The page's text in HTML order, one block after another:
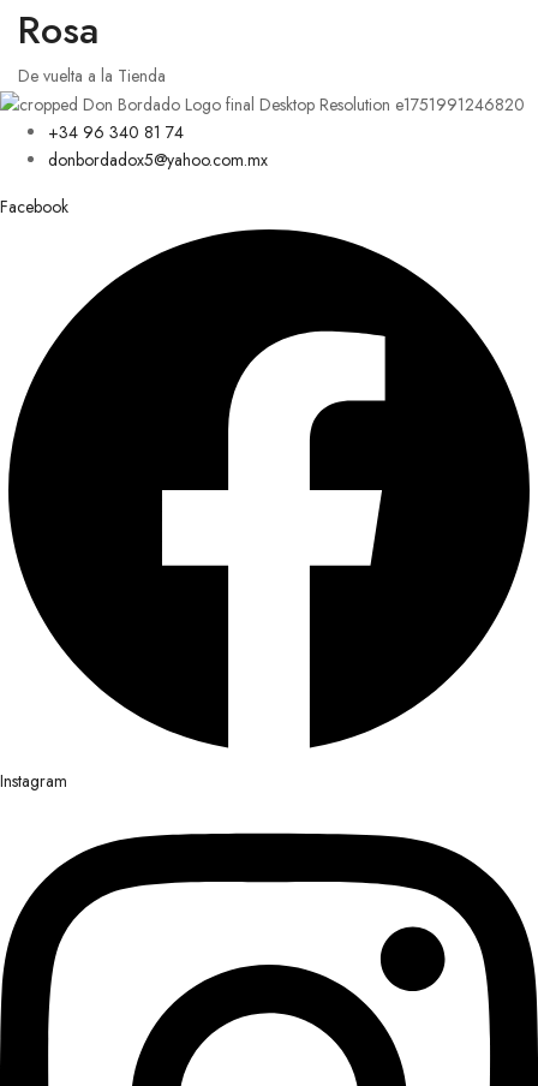
Rosa
De vuelta a la Tienda
+34 96 340 81 74
donbordadox5@yahoo.com.mx
Facebook
Instagram